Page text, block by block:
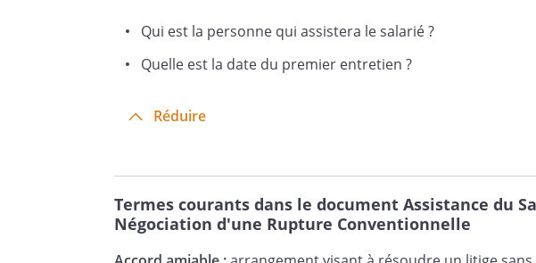
Qui est la personne qui assistera le salarié ?
Quelle est la date du premier entretien ?
Réduire
Termes courants dans le document Assistance du
Négociation d'une Rupture Conventionnelle